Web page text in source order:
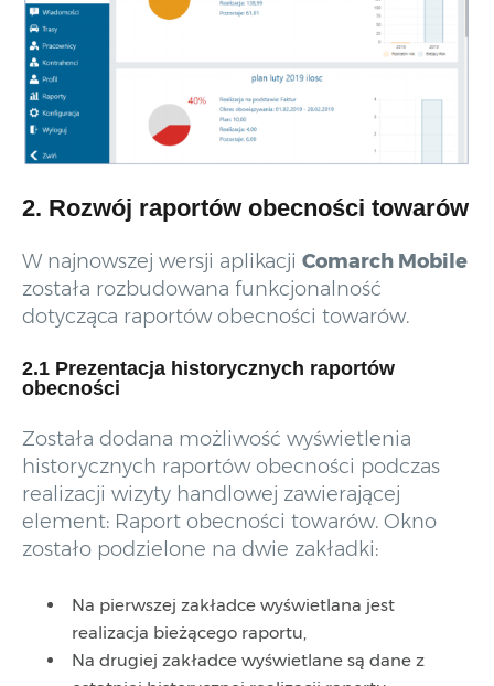
2. Rozwój raportów obecności towarów
W najnowszej wersji aplikacji Comarch Mobile
została rozbudowana funkcjonalność
dotycząca raportów obecności towarów.
2.1 Prezentacja historycznych raportów
obecności
Została dodana możliwość wyświetlenia
historycznych raportów obecności podczas
realizacji wizyty handlowej zawierającej
element: Raport obecności towarów. Okno
zostało podzielone na dwie zakładki:
Na pierwszej zakładce wyświetlana jest
realizacja bieżącego raportu,
Na drugiej zakładce wyświetlane są dane z